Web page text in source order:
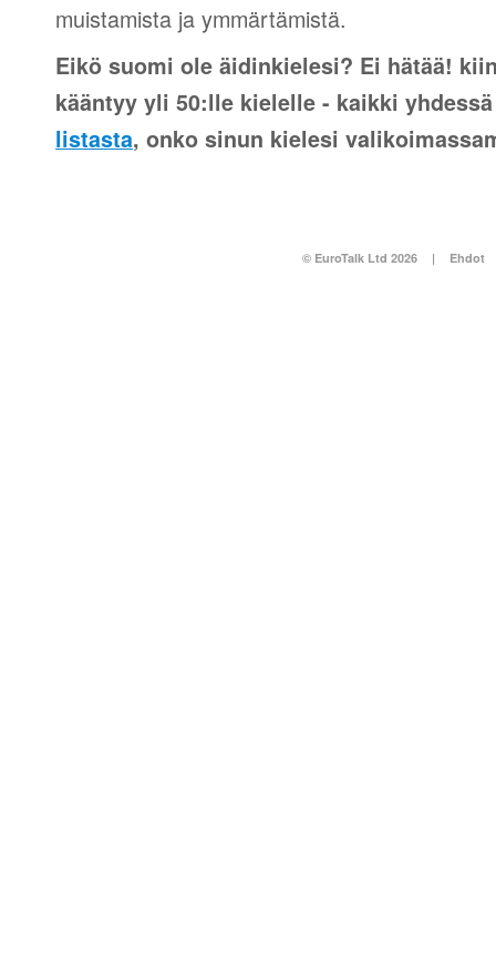
muistamista ja ymmärtämistä.
Eikö suomi ole äidinkielesi? Ei hätää!
kääntyy yli 50:lle kielelle - kaikki
listasta, onko sinun kielesi
© EuroTalk Ltd 2026 | Ehdot